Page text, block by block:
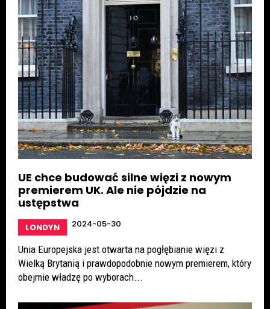
UE chce budować silne więzi z nowym
premierem UK. Ale nie pójdzie na
ustępstwa
LONDYN 2024-05-30
Unia Europejska jest otwarta na pogłębianie więzi z
Wielką Brytanią i prawdopodobnie nowym premierem, który
obejmie władzę po wyborach...